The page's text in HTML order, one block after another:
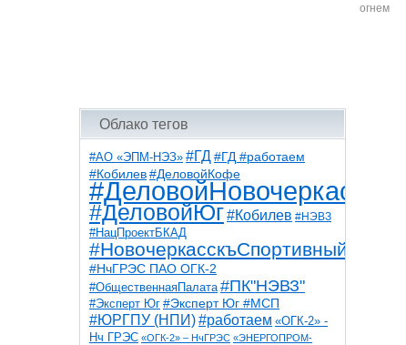
Облако тегов
#АО «ЭПМ-НЭЗ» #ГД #ГД #работаем
#Кобилев #ДеловойКофе
#ДеловойНовочеркасск
#ДеловойЮг#Кобилев #НЭВЗ
#НацПроектБКАД
#НовочеркасскъСпортивный
#НчГРЭС ПАО ОГК-2
#ОбщественнаяПалата #ПК"НЭВЗ"
#Эксперт Юг #Эксперт Юг #МСП
#ЮРГПУ (НПИ)#работаем «ОГК-2» -
Нч ГРЭС «ОГК-2» – НчГРЭС «ЭНЕРГОПРОМ-
огнем